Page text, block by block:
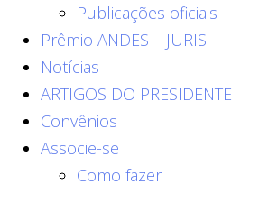
Publicações oficiais
Prêmio ANDES – JURIS
Notícias
ARTIGOS DO PRESIDENTE
Convênios
Associe-se
Como fazer